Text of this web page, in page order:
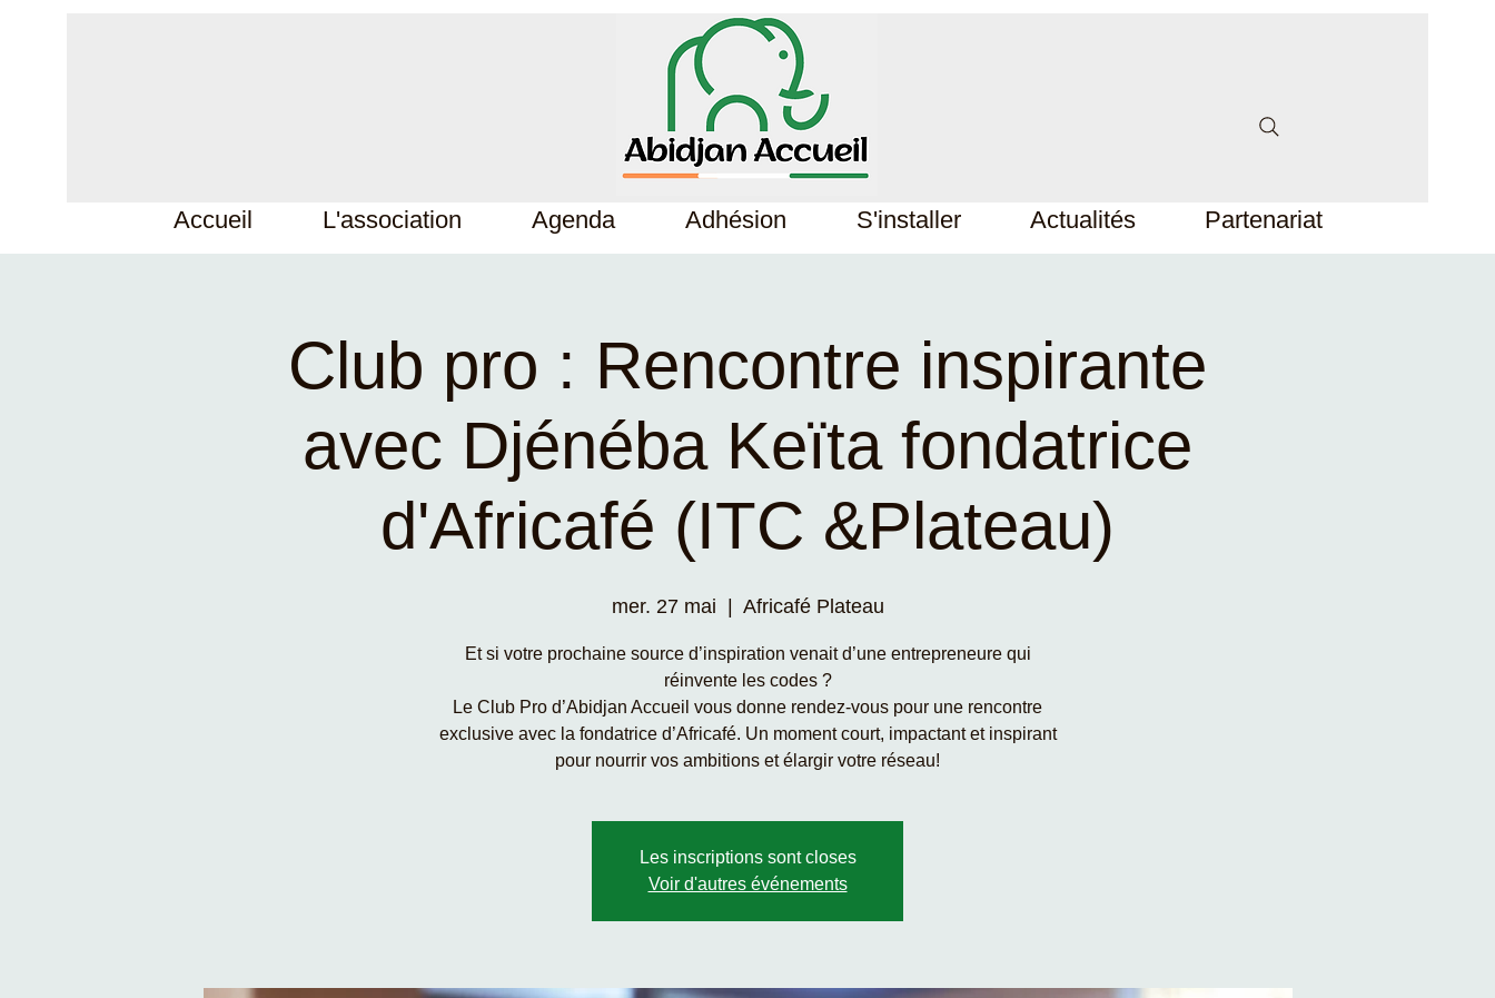
Accueil L'association Agenda Adhésion S'installer Actualités Partenariat
Club pro : Rencontre inspirante
avec Djénéba Keïta fondatrice
d'Africafé (ITC &Plateau)
mer. 27 mai Africafé Plateau
Et si votre prochaine source d’inspiration venait d’une entrepreneure qui
réinvente les codes ?
Le Club Pro d’Abidjan Accueil vous donne rendez-vous pour une rencontre
exclusive avec la fondatrice d’Africafé. Un moment court, impactant et inspirant
pour nourrir vos ambitions et élargir votre réseau!
Les inscriptions sont closes
Voir d'autres événements